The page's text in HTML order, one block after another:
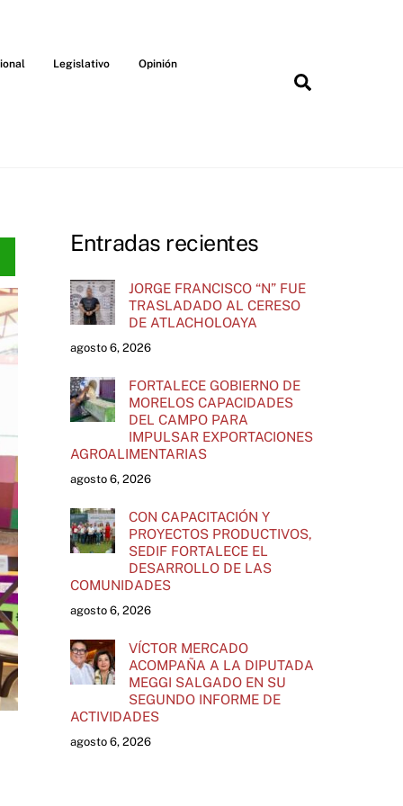
Legislativo Opinión
Entradas recientes
JORGE FRANCISCO “N” FUE
TRASLADADO AL CERESO
DE ATLACHOLOAYA
agosto 6, 2026
FORTALECE GOBIERNO DE
MORELOS CAPACIDADES
DEL CAMPO PARA
IMPULSAR EXPORTACIONES
AGROALIMENTARIAS
agosto 6, 2026
CON CAPACITACIÓN Y
PROYECTOS PRODUCTIVOS,
SEDIF FORTALECE EL
DESARROLLO DE LAS
COMUNIDADES
agosto 6, 2026
VÍCTOR MERCADO
ACOMPAÑA A LA DIPUTADA
MEGGI SALGADO EN SU
SEGUNDO INFORME DE
ACTIVIDADES
agosto 6, 2026